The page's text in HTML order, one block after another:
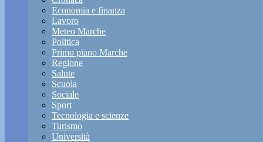
Economia e finanza
Lavoro
Meteo Marche
Politica
Primo piano Marche
Regione
Salute
Scuola
Sociale
Sport
Tecnologia e scienze
Turismo
Università